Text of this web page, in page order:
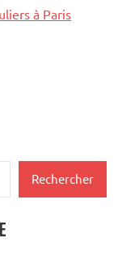
à Paris
Rechercher